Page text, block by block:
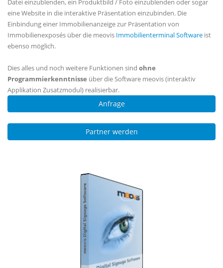
Datei einzublenden, ein Produktbild / Foto einzublenden oder sogar
eine Website in die interaktive Präsentation einzubinden. Die
Einbindung einer Immobilienanzeige zur Präsentation von
Immobilienexposés über die meovis Immobilienterminal Software ist
ebenso möglich.
Dies alles und noch weitere Funktionen sind ohne
Programmierkenntnisse über die Software meovis (interaktiv
Applikation Zusatzmodul) realisierbar.
Anfrage
Partner werden